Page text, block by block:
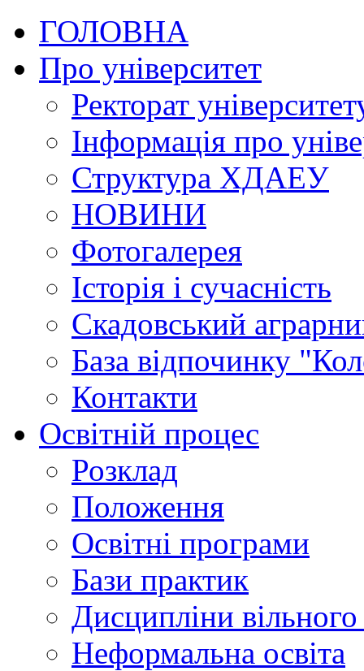
ГОЛОВНА
Про університет
Ректорат
Інформація про
Структура ХДАЕУ
НОВИНИ
Фотогалерея
Історія і сучасність
Скадовський
База відпочинку
Контакти
Освітній процес
Розклад
Положення
Освітні програми
Бази практик
Дисципліни
Неформальна освіта